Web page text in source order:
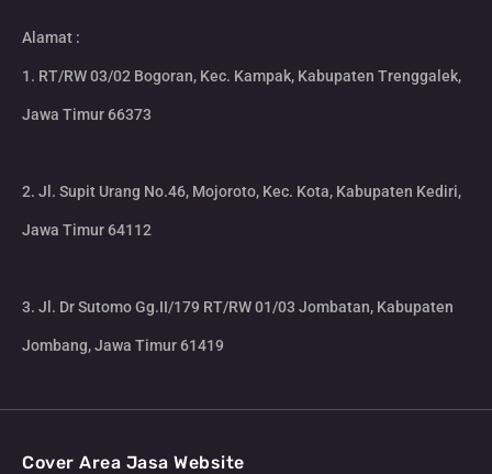
Alamat :
1. RT/RW 03/02 Bogoran, Kec. Kampak, Kabupaten Trenggalek,
Jawa Timur 66373
2. Jl. Supit Urang No.46, Mojoroto, Kec. Kota, Kabupaten Kediri,
Jawa Timur 64112
3. Jl. Dr Sutomo Gg.II/179 RT/RW 01/03 Jombatan, Kabupaten
Jombang, Jawa Timur 61419
Cover Area Jasa Website